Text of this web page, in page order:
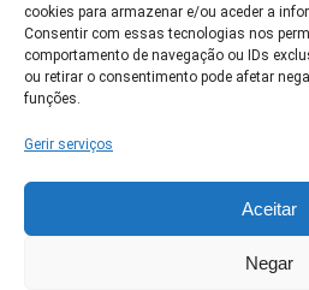
cookies para armazenar e/ou aceder a
Consentir com essas tecnologias nos
comportamento de navegação ou IDs
ou retirar o consentimento pode afetar
funções.
Gerir serviços
Aceitar
Negar
Clique em 'Concordo'
maps
Política de